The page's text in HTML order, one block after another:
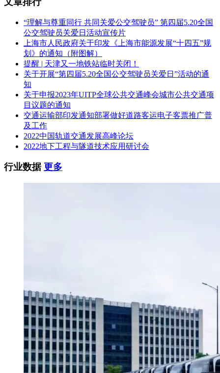
“理解与尊重同行 共同关爱公交驾驶员” 第四届5.20全国
公交驾驶员关爱日活动宣传片
上海市人民政府关于印发《上海市能源发展“十四五”规
划》的通知（附图解）
提醒 | 天津又一地铁站临时关闭！
关于开展“第四届5.20全国公交驾驶员关爱日”活动的通
知
关于申报2023年UITP全球公共交通峰会城市公共交通项
目议题的通知
交通运输部印发通知部署做好道路客运电子客票推广普
及工作
2022中国轨道交通发展高峰论坛
2022地下工程与隧道技术应用研讨会
行业数据更多